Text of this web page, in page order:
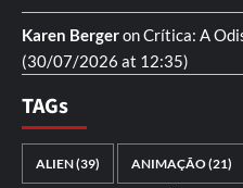
Karen BergeronCrítica: A
(30/07/2026 at 12:35)
TAGs
ALIEN(39) ANIMAÇÃO(21)